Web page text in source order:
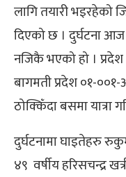
लागि तयारी भइरहेको
दिएको छ । दुर्घटना आज
नजिकै भएको हो ।
बागमती प्रदेश ०१-
ठोक्किँदा बसमा यात्रा
दुर्घटनामा घाइतेहरु
४९ वर्षीय हरिसचन्द्र